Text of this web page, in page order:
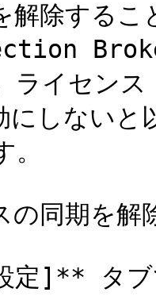
解除する
ライセ
にしないと
の同期を
定]** タ